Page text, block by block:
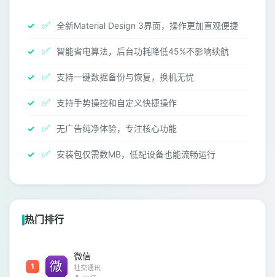
✅ 全新Material Design 3界面，操作更加直观便捷
✅ 智能省电算法，后台功耗降低45%不影响续航
✅ 支持一键数据备份与恢复，换机无忧
✅ 支持手势操控和自定义快捷操作
✅ 无广告纯净体验，专注核心功能
✅ 安装包仅需数MB，低配设备也能流畅运行
热门排行
1
微信
社交通讯